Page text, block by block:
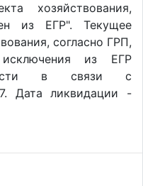
хозяйствования,
из ЕГР". Текущее
согласно ГРП,
из ЕГР
в связи с
Дата ликвидации -